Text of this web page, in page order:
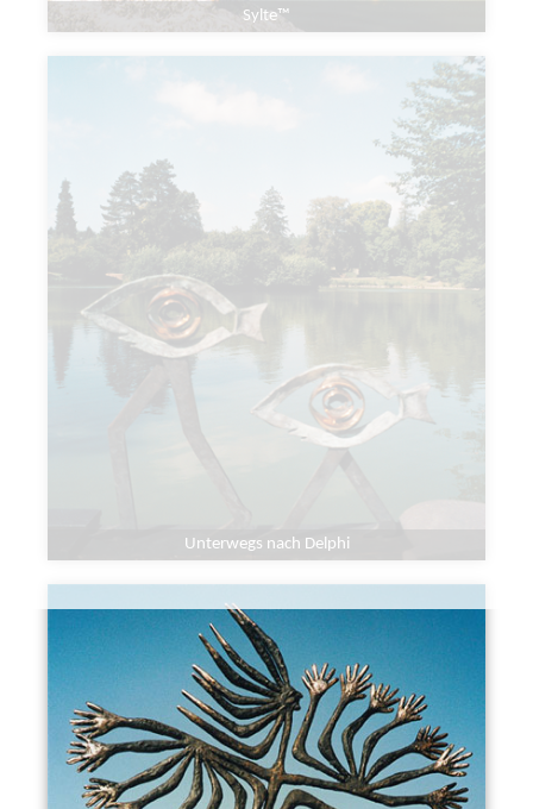
Sylte™
Unterwegs nach Delphi